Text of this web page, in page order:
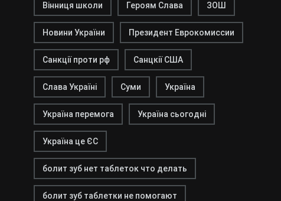
Вінниця школи Героям Слава ЗОШ
Новини України Президент Еврокомиссии
Санкції проти рф Санцкії США
Слава Україні Суми Україна
Україна перемога Україна сьогодні
Україна це ЄС
болит зуб нет таблеток что делать
болит зуб таблетки не помогают